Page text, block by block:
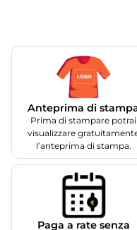
Anteprima di
Prima di stampare potrai
visualizzare
l’anteprima di stampa.
Paga a rate senza